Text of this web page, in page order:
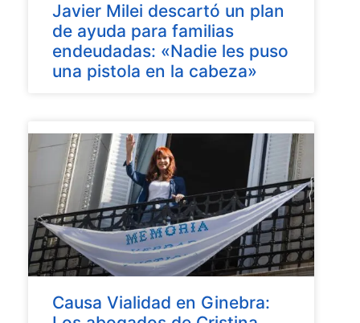
Javier Milei descartó un plan
de ayuda para familias
endeudadas: «Nadie les puso
una pistola en la cabeza»
Causa Vialidad en Ginebra: